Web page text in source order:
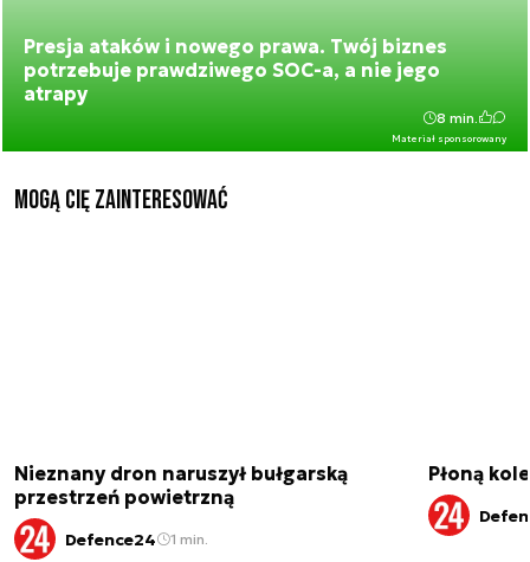
Presja ataków i nowego prawa. Twój biznes
potrzebuje prawdziwego SOC-a, a nie jego
atrapy
Materiał sponsorowany
8 min.
Mogą Cię zainteresować
Nieznany dron naruszył bułgarską
przestrzeń powietrzną
Defence24 1 min.
Płoną